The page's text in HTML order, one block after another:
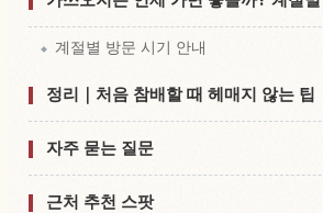
계절별 방문 시기 안내
정리｜처음 참배할 때 헤매지 않는 팁
자주 묻는 질문
근처 추천 스팟